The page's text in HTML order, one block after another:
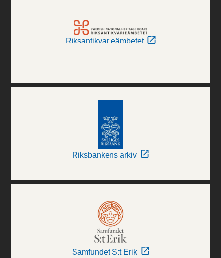
Riksantikvarieämbetet
Riksbankens arkiv
Samfundet S:t Erik